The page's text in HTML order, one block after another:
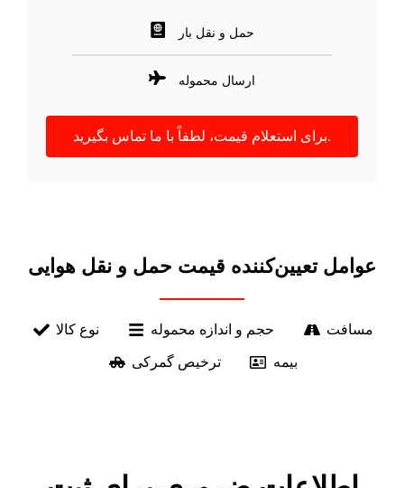
حمل و نقل بار
ارسال محموله
برای استعلام قیمت، لطفاً با ما تماس بگیرید.
عوامل تعیین‌کننده قیمت حمل و نقل هوایی
نوع کالا حجم و اندازه محموله مسافت
ترخیص گمرکی بیمه